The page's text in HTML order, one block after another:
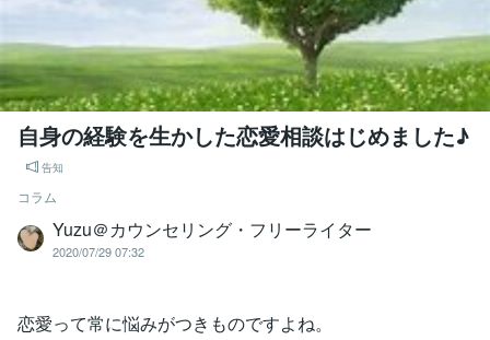
自身の経験を生かした恋愛相談はじめました♪
告知
コラム
Yuzu＠カウンセリング・フリーライター
2020/07/29 07:32
恋愛って常に悩みがつきものですよね。